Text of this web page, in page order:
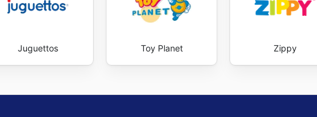
Juguettos Toy Planet Zippy